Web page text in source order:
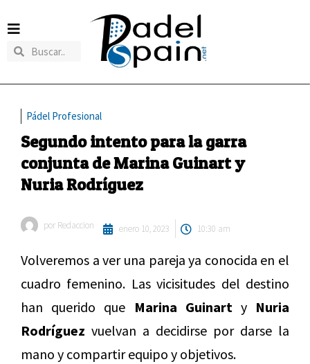
Pádel Profesional
Segundo intento para la garra
conjunta de Marina Guinart y
Nuria Rodríguez
por Redaccion enero 10, 2023 10:30 am
Volveremos a ver una pareja ya conocida en el
cuadro femenino. Las vicisitudes del destino
han querido que Marina Guinarty Nuria
Rodríguez vuelvan a decidirse por darse la
mano y compartir equipo y objetivos.